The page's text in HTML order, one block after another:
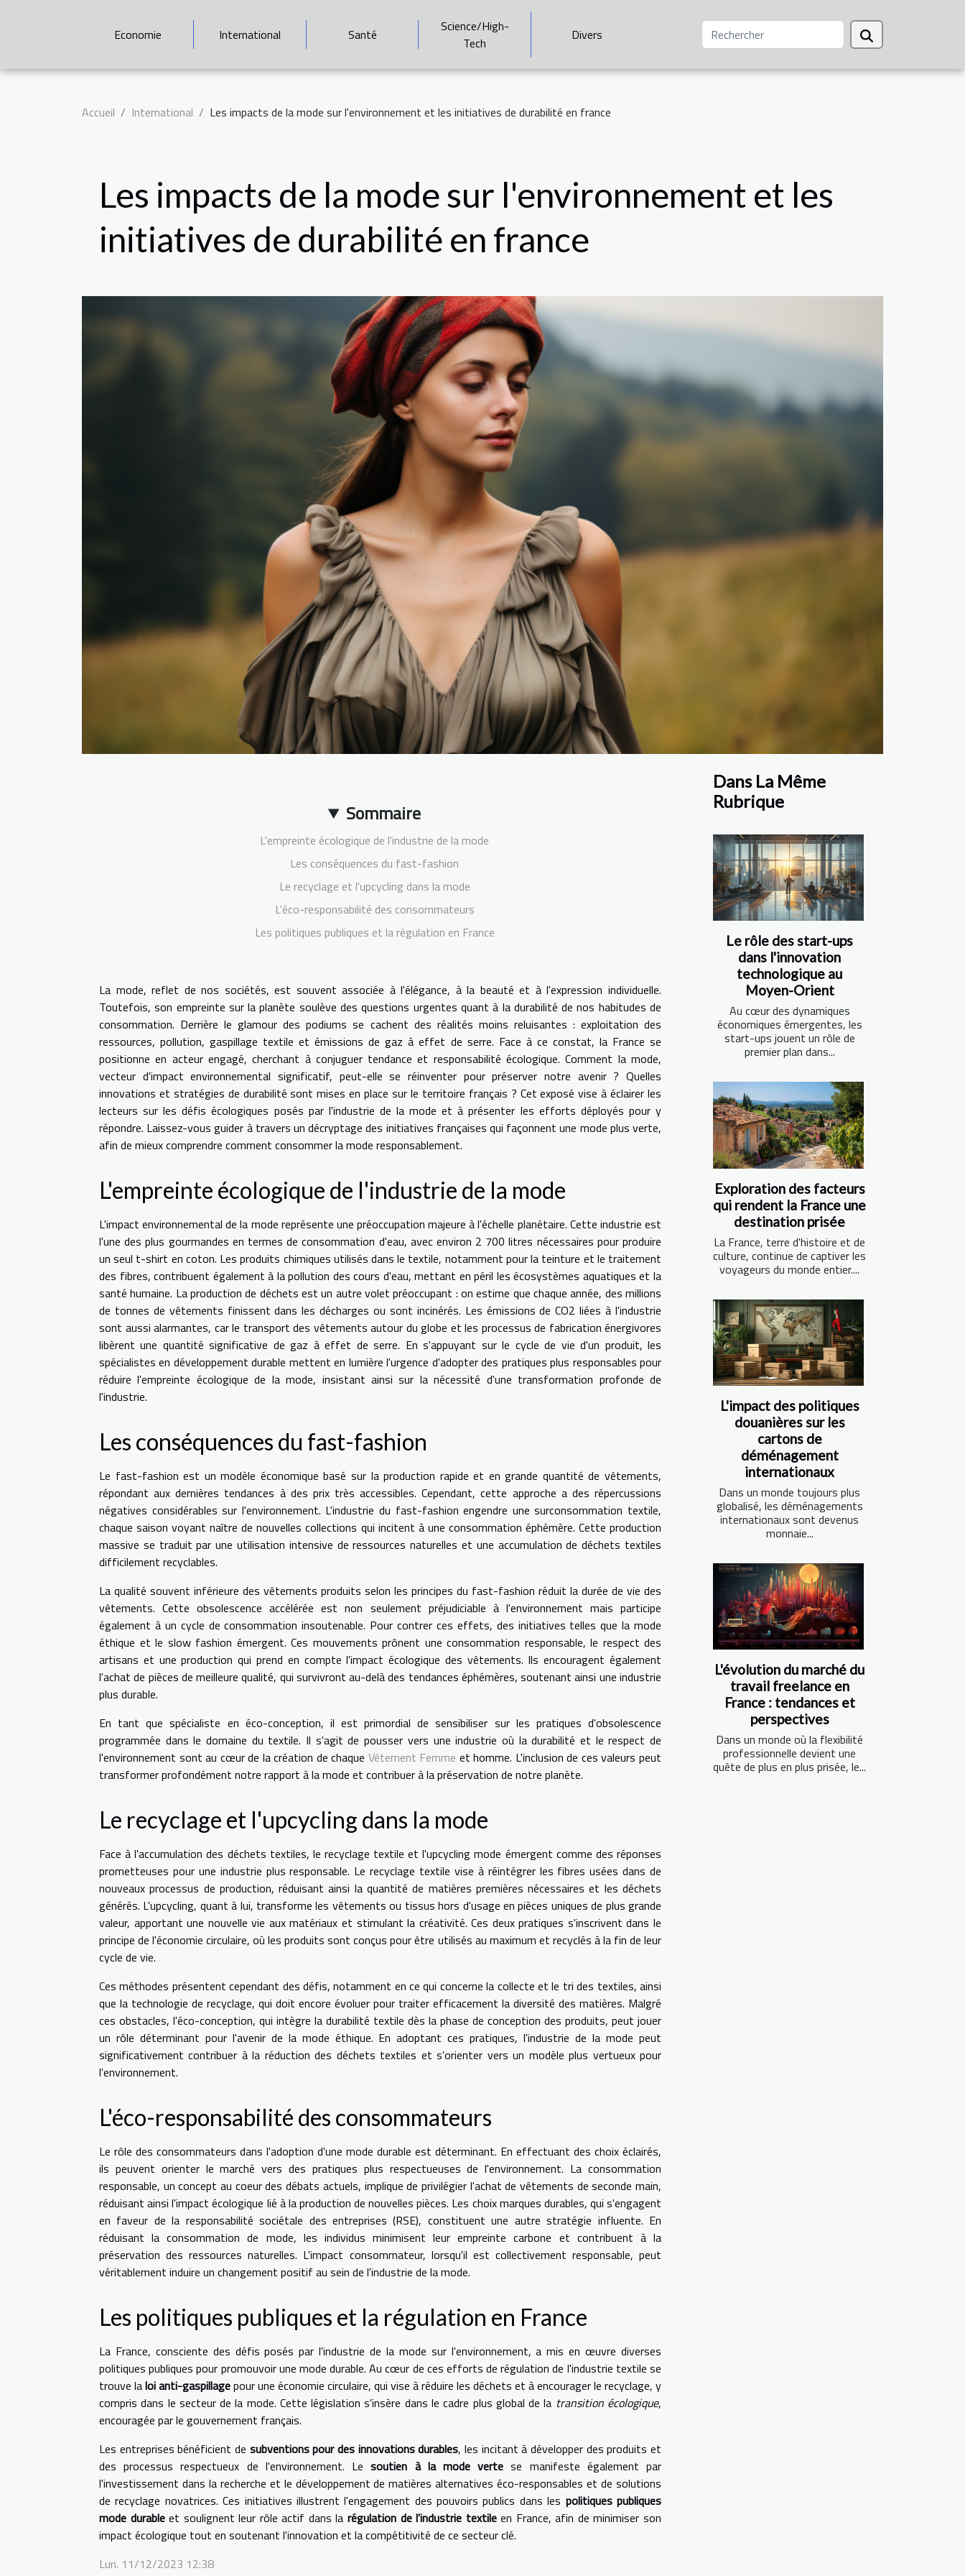
Economie International Santé
Science/High-
Tech
Divers
Accueil International Les impacts de la mode sur l'environnement et les initiatives de durabilité en france
Les impacts de la mode sur l'environnement et les
initiatives de durabilité en france
Sommaire
L'empreinte écologique de l'industrie de la mode
Les conséquences du fast-fashion
Le recyclage et l'upcycling dans la mode
L'éco-responsabilité des consommateurs
Les politiques publiques et la régulation en France
La mode, reflet de nos sociétés, est souvent associée à l'élégance, à la beauté et à l'expression individuelle.
Toutefois, son empreinte sur la planète soulève des questions urgentes quant à la durabilité de nos habitudes de
consommation. Derrière le glamour des podiums se cachent des réalités moins reluisantes : exploitation des
ressources, pollution, gaspillage textile et émissions de gaz à effet de serre. Face à ce constat, la France se
positionne en acteur engagé, cherchant à conjuguer tendance et responsabilité écologique. Comment la mode,
vecteur d'impact environnemental significatif, peut-elle se réinventer pour préserver notre avenir ? Quelles
innovations et stratégies de durabilité sont mises en place sur le territoire français ? Cet exposé vise à éclairer les
lecteurs sur les défis écologiques posés par l'industrie de la mode et à présenter les efforts déployés pour y
répondre. Laissez-vous guider à travers un décryptage des initiatives françaises qui façonnent une mode plus verte,
afin de mieux comprendre comment consommer la mode responsablement.
L'empreinte écologique de l'industrie de la mode
L'impact environnemental de la mode représente une préoccupation majeure à l'échelle planétaire. Cette industrie est
l'une des plus gourmandes en termes de consommation d'eau, avec environ 2 700 litres nécessaires pour produire
un seul t-shirt en coton. Les produits chimiques utilisés dans le textile, notamment pour la teinture et le traitement
des fibres, contribuent également à la pollution des cours d'eau, mettant en péril les écosystèmes aquatiques et la
santé humaine. La production de déchets est un autre volet préoccupant : on estime que chaque année, des millions
de tonnes de vêtements finissent dans les décharges ou sont incinérés. Les émissions de CO2 liées à l'industrie
sont aussi alarmantes, car le transport des vêtements autour du globe et les processus de fabrication énergivores
libèrent une quantité significative de gaz à effet de serre. En s'appuyant sur le cycle de vie d'un produit, les
spécialistes en développement durable mettent en lumière l'urgence d'adopter des pratiques plus responsables pour
réduire l'empreinte écologique de la mode, insistant ainsi sur la nécessité d'une transformation profonde de
l'industrie.
Les conséquences du fast-fashion
Le fast-fashion est un modèle économique basé sur la production rapide et en grande quantité de vêtements,
répondant aux dernières tendances à des prix très accessibles. Cependant, cette approche a des répercussions
négatives considérables sur l'environnement. L'industrie du fast-fashion engendre une surconsommation textile,
chaque saison voyant naître de nouvelles collections qui incitent à une consommation éphémère. Cette production
massive se traduit par une utilisation intensive de ressources naturelles et une accumulation de déchets textiles
difficilement recyclables.
La qualité souvent inférieure des vêtements produits selon les principes du fast-fashion réduit la durée de vie des
vêtements. Cette obsolescence accélérée est non seulement préjudiciable à l'environnement mais participe
également à un cycle de consommation insoutenable. Pour contrer ces effets, des initiatives telles que la mode
éthique et le slow fashion émergent. Ces mouvements prônent une consommation responsable, le respect des
artisans et une production qui prend en compte l'impact écologique des vêtements. Ils encouragent également
l'achat de pièces de meilleure qualité, qui survivront au-delà des tendances éphémères, soutenant ainsi une industrie
plus durable.
En tant que spécialiste en éco-conception, il est primordial de sensibiliser sur les pratiques d'obsolescence
programmée dans le domaine du textile. Il s'agit de pousser vers une industrie où la durabilité et le respect de
l'environnement sont au cœur de la création de chaque Vêtement Femme et homme. L'inclusion de ces valeurs peut
transformer profondément notre rapport à la mode et contribuer à la préservation de notre planète.
Le recyclage et l'upcycling dans la mode
Face à l'accumulation des déchets textiles, le recyclage textile et l'upcycling mode émergent comme des réponses
prometteuses pour une industrie plus responsable. Le recyclage textile vise à réintégrer les fibres usées dans de
nouveaux processus de production, réduisant ainsi la quantité de matières premières nécessaires et les déchets
générés. L'upcycling, quant à lui, transforme les vêtements ou tissus hors d'usage en pièces uniques de plus grande
valeur, apportant une nouvelle vie aux matériaux et stimulant la créativité. Ces deux pratiques s'inscrivent dans le
principe de l'économie circulaire, où les produits sont conçus pour être utilisés au maximum et recyclés à la fin de leur
cycle de vie.
Ces méthodes présentent cependant des défis, notamment en ce qui concerne la collecte et le tri des textiles, ainsi
que la technologie de recyclage, qui doit encore évoluer pour traiter efficacement la diversité des matières. Malgré
ces obstacles, l'éco-conception, qui intègre la durabilité textile dès la phase de conception des produits, peut jouer
un rôle déterminant pour l'avenir de la mode éthique. En adoptant ces pratiques, l'industrie de la mode peut
significativement contribuer à la réduction des déchets textiles et s'orienter vers un modèle plus vertueux pour
l'environnement.
L'éco-responsabilité des consommateurs
Le rôle des consommateurs dans l'adoption d'une mode durable est déterminant. En effectuant des choix éclairés,
ils peuvent orienter le marché vers des pratiques plus respectueuses de l'environnement. La consommation
responsable, un concept au coeur des débats actuels, implique de privilégier l'achat de vêtements de seconde main,
réduisant ainsi l'impact écologique lié à la production de nouvelles pièces. Les choix marques durables, qui s'engagent
en faveur de la responsabilité sociétale des entreprises (RSE), constituent une autre stratégie influente. En
réduisant la consommation de mode, les individus minimisent leur empreinte carbone et contribuent à la
préservation des ressources naturelles. L'impact consommateur, lorsqu'il est collectivement responsable, peut
véritablement induire un changement positif au sein de l'industrie de la mode.
Les politiques publiques et la régulation en France
La France, consciente des défis posés par l'industrie de la mode sur l'environnement, a mis en œuvre diverses
politiques publiques pour promouvoir une mode durable. Au cœur de ces efforts de régulation de l'industrie textile se
trouve laloi anti-gaspillagepour une économie circulaire, qui vise à réduire les déchets et à encourager le recyclage, y
compris dans le secteur de la mode. Cette législation s'insère dans le cadre plus global de la transition écologique,
encouragée par le gouvernement français.
Les entreprises bénéficient de subventions pour des innovations durables, les incitant à développer des produits et
des processus respectueux de l'environnement. Lesoutien à la mode verte se manifeste également par
l'investissement dans la recherche et le développement de matières alternatives éco-responsables et de solutions
de recyclage novatrices. Ces initiatives illustrent l'engagement des pouvoirs publics dans les politiques publiques
mode durableet soulignent leur rôle actif dans larégulation de l'industrie textileen France, afin de minimiser son
impact écologique tout en soutenant l'innovation et la compétitivité de ce secteur clé.
Lun. 11/12/2023 12:38
Dans La Même
Rubrique
Le rôle des start-ups
dans l'innovation
technologique au
Moyen-Orient
Au cœur des dynamiques
économiques émergentes, les
start-ups jouent un rôle de
premier plan dans...
Exploration des facteurs
qui rendent la France une
destination prisée
La France, terre d'histoire et de
culture, continue de captiver les
voyageurs du monde entier....
L'impact des politiques
douanières sur les
cartons de
déménagement
internationaux
Dans un monde toujours plus
globalisé, les déménagements
internationaux sont devenus
monnaie...
L'évolution du marché du
travail freelance en
France : tendances et
perspectives
Dans un monde où la flexibilité
professionnelle devient une
quête de plus en plus prisée, le...